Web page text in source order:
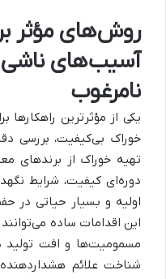
روش‌های مؤثر
آسیب‌های ناشی
نامرغوب
یکی از مؤثرترین
خوراک بی‌کیفیت، بررسی
تهیه خوراک از برندهای
دوره‌ای کیفیت، شرایط
اولیه و بسیار حیاتی در
این اقدامات ساده
مسمومیت‌ها و افت تولید
شناخت علائم